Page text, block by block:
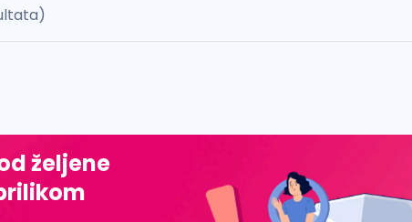
đ, ž, dž)
željene